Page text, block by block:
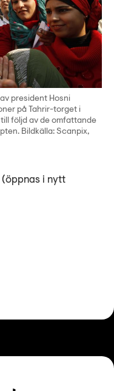
president Hosni
på Tahrir-torget i
till följd av de omfattande
Bildkälla: Scanpix,
(öppnas i nytt